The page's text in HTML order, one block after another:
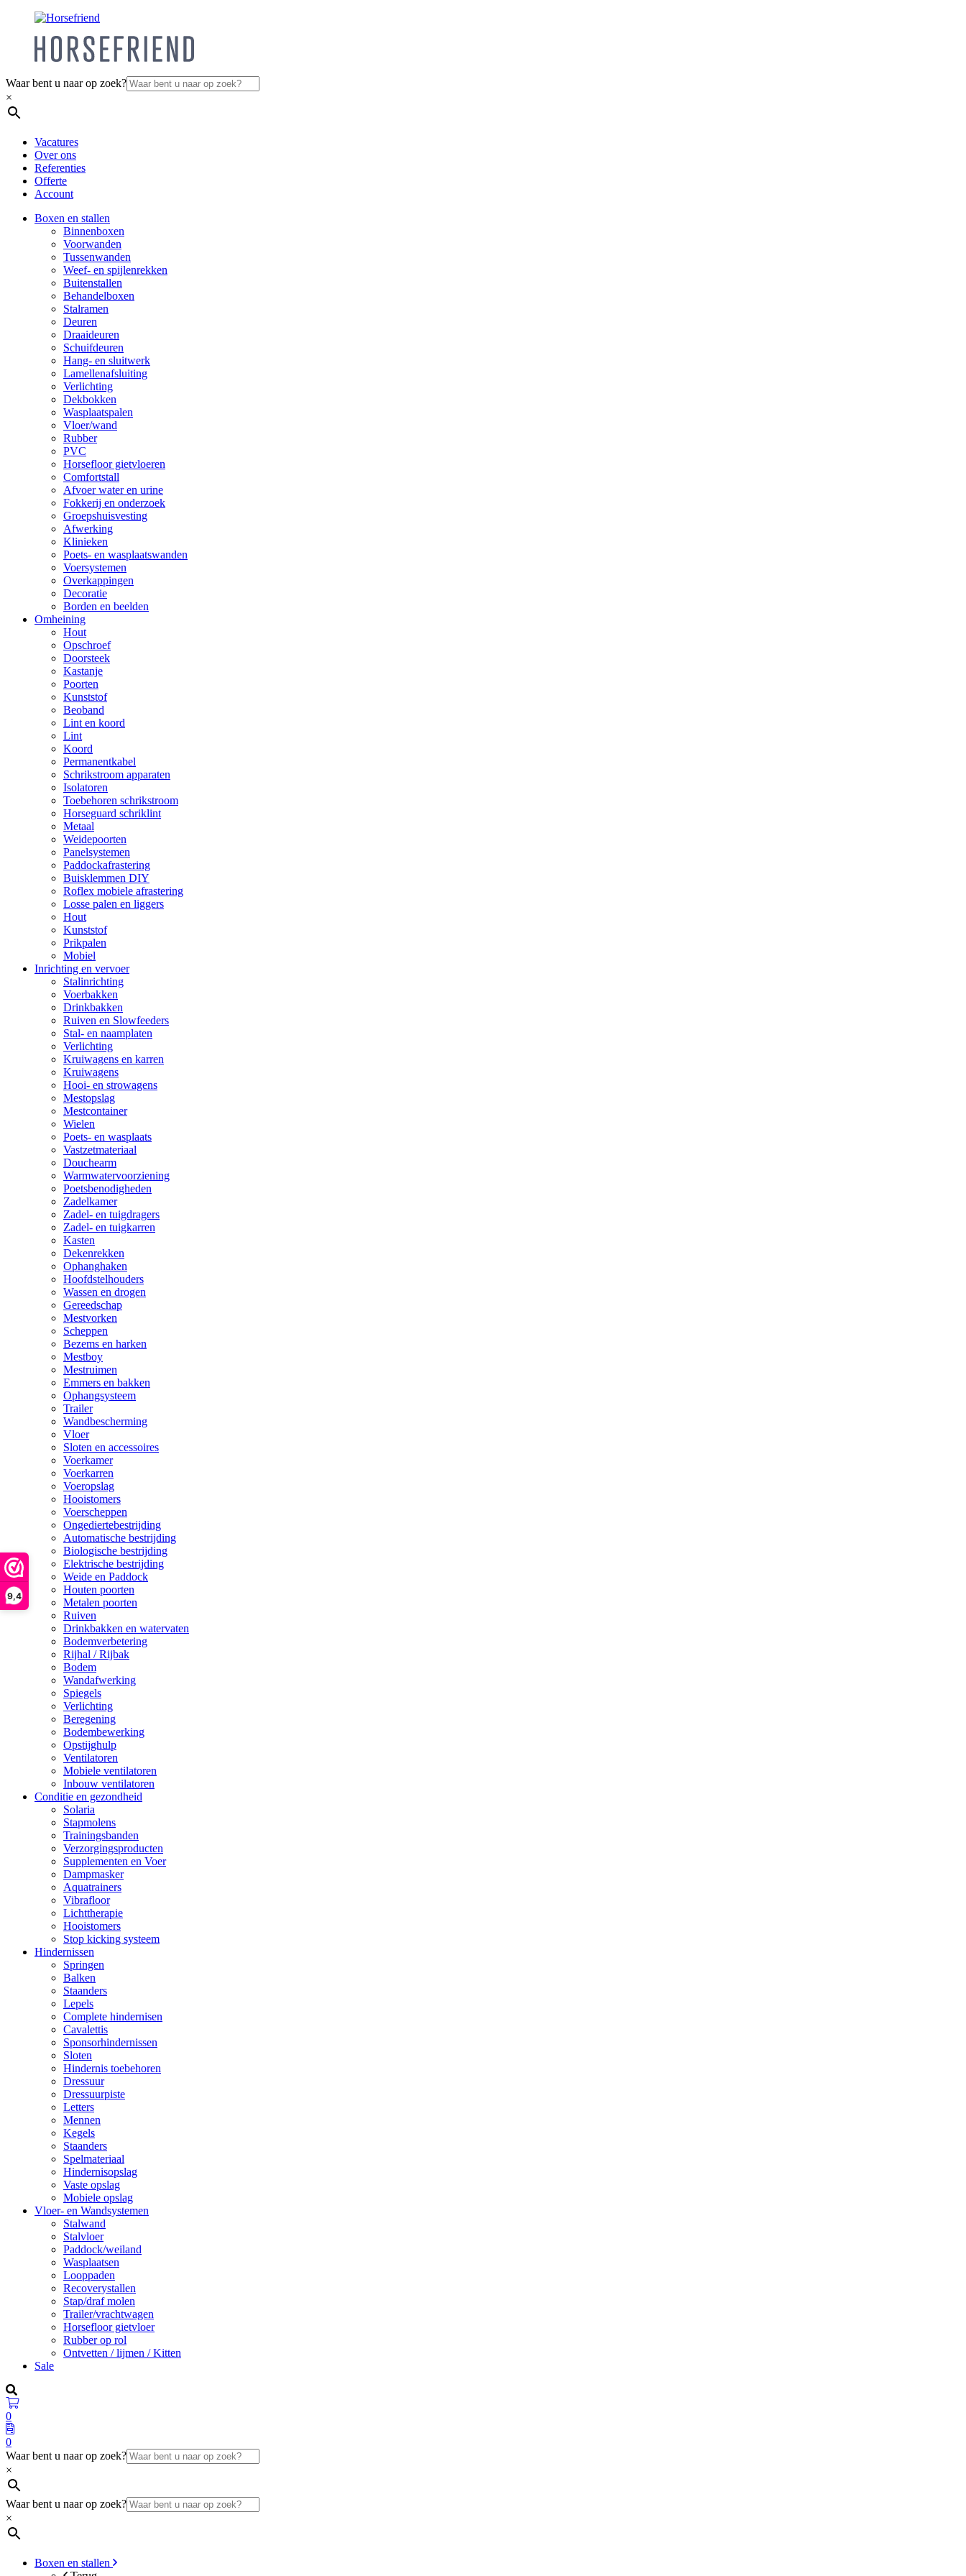
9,4
Waar bent u naar op zoek?
×
Vacatures
Over ons
Referenties
Offerte
Account
Boxen en stallen
Binnenboxen
Voorwanden
Tussenwanden
Weef- en spijlenrekken
Buitenstallen
Behandelboxen
Stalramen
Deuren
Draaideuren
Schuifdeuren
Hang- en sluitwerk
Lamellenafsluiting
Verlichting
Dekbokken
Wasplaatspalen
Vloer/wand
Rubber
PVC
Horsefloor gietvloeren
Comfortstall
Afvoer water en urine
Fokkerij en onderzoek
Groepshuisvesting
Afwerking
Klinieken
Poets- en wasplaatswanden
Voersystemen
Overkappingen
Decoratie
Borden en beelden
Omheining
Hout
Opschroef
Doorsteek
Kastanje
Poorten
Kunststof
Beoband
Lint en koord
Lint
Koord
Permanentkabel
Schrikstroom apparaten
Isolatoren
Toebehoren schrikstroom
Horseguard schriklint
Metaal
Weidepoorten
Panelsystemen
Paddockafrastering
Buisklemmen DIY
Roflex mobiele afrastering
Losse palen en liggers
Hout
Kunststof
Prikpalen
Mobiel
Inrichting en vervoer
Stalinrichting
Voerbakken
Drinkbakken
Ruiven en Slowfeeders
Stal- en naamplaten
Verlichting
Kruiwagens en karren
Kruiwagens
Hooi- en strowagens
Mestopslag
Mestcontainer
Wielen
Poets- en wasplaats
Vastzetmateriaal
Douchearm
Warmwatervoorziening
Poetsbenodigheden
Zadelkamer
Zadel- en tuigdragers
Zadel- en tuigkarren
Kasten
Dekenrekken
Ophanghaken
Hoofdstelhouders
Wassen en drogen
Gereedschap
Mestvorken
Scheppen
Bezems en harken
Mestboy
Mestruimen
Emmers en bakken
Ophangsysteem
Trailer
Wandbescherming
Vloer
Sloten en accessoires
Voerkamer
Voerkarren
Voeropslag
Hooistomers
Voerscheppen
Ongediertebestrijding
Automatische bestrijding
Biologische bestrijding
Elektrische bestrijding
Weide en Paddock
Houten poorten
Metalen poorten
Ruiven
Drinkbakken en watervaten
Bodemverbetering
Rijhal / Rijbak
Bodem
Wandafwerking
Spiegels
Verlichting
Beregening
Bodembewerking
Opstijghulp
Ventilatoren
Mobiele ventilatoren
Inbouw ventilatoren
Conditie en gezondheid
Solaria
Stapmolens
Trainingsbanden
Verzorgingsproducten
Supplementen en Voer
Dampmasker
Aquatrainers
Vibrafloor
Lichttherapie
Hooistomers
Stop kicking systeem
Hindernissen
Springen
Balken
Staanders
Lepels
Complete hindernisen
Cavalettis
Sponsorhindernissen
Sloten
Hindernis toebehoren
Dressuur
Dressuurpiste
Letters
Mennen
Kegels
Staanders
Spelmateriaal
Hindernisopslag
Vaste opslag
Mobiele opslag
Vloer- en Wandsystemen
Stalwand
Stalvloer
Paddock/weiland
Wasplaatsen
Looppaden
Recoverystallen
Stap/draf molen
Trailer/vrachtwagen
Horsefloor gietvloer
Rubber op rol
Ontvetten / lijmen / Kitten
Sale
0
0
Waar bent u naar op zoek?
×
Waar bent u naar op zoek?
×
Boxen en stallen